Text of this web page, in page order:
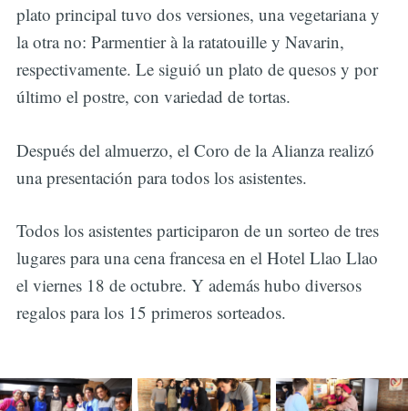
plato principal tuvo dos versiones, una vegetariana y
la otra no: Parmentier à la ratatouille y Navarin,
respectivamente. Le siguió un plato de quesos y por
último el postre, con variedad de tortas.
Después del almuerzo, el Coro de la Alianza realizó
una presentación para todos los asistentes.
Todos los asistentes participaron de un sorteo de tres
lugares para una cena francesa en el Hotel Llao Llao
el viernes 18 de octubre. Y además hubo diversos
regalos para los 15 primeros sorteados.